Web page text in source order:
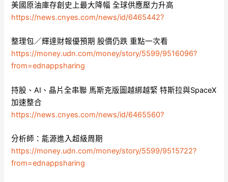
美國原油庫存創史上最大降幅 全球供應壓力升高
https://news.cnyes.com/news/id/6465442?
整理包／輝達財報優預期 股價仍跌 重點一次看
https://money.udn.com/money/story/5599/9516096?
from=ednappsharing
持股、AI、晶片全串聯 馬斯克版圖越綁越緊 特斯拉與SpaceX
加速整合
https://news.cnyes.com/news/id/6465560?
分析師：能源進入超級周期
https://money.udn.com/money/story/5599/9515722?
from=ednappsharing